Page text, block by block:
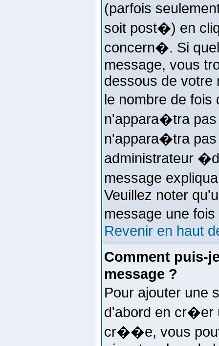
(parfois
soit post�) en
concern�. Si
message, vous
dessous de votre
le nombre de
n'appara�tra
n'appara�tra
administrateur
message
Veuillez noter
message une
Revenir en haut
Comment puis-
message ?
Pour ajouter une
d'abord en cr�er
cr��e, vous